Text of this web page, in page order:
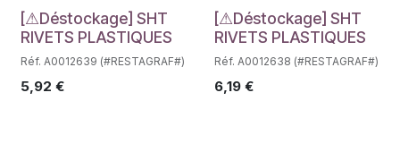
Déstockage
[⚠Déstockage] SHT
RIVETS PLASTIQUES
Réf. A0012639 (#RESTAGRAF#)
5,92 €
Déstockage
[⚠Déstockage] SHT
RIVETS PLASTIQUES
Réf. A0012638 (#RESTAGRAF#)
6,19€